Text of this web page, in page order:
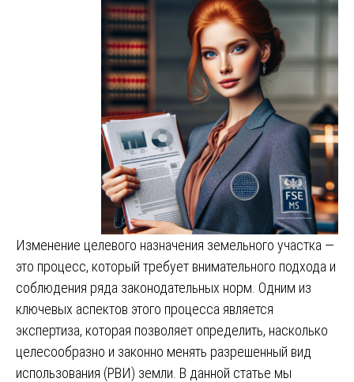
Изменение целевого назначения земельного участка —
это процесс, который требует внимательного подхода и
соблюдения ряда законодательных норм. Одним из
ключевых аспектов этого процесса является
экспертиза, которая позволяет определить, насколько
целесообразно и законно менять разрешенный вид
использования (РВИ) земли. В данной статье мы